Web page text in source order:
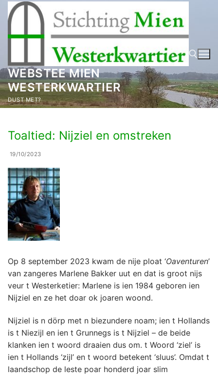
naar
inhoud
WEBSTEE MIEN
WESTERKWARTIER
DUST MET? Zoeken naar:
Toaltied: Nijziel en omstreken
19/10/2023
Op 8 september 2023 kwam de nije ploat ‘Oaventuren’
van zangeres Marlene Bakker uut en dat is groot nijs
veur t Westerketier: Marlene is ien 1984 geboren ien
Nijziel en ze het doar ok joaren woond.
Nijziel is n dörp met n biezundere noam; ien t Hollands
is t Niezijl en ien t Grunnegs is t Nijziel – de beide
klanken ien t woord draaien dus om. t Woord ‘ziel’ is
ien t Hollands ‘zijl’ en t woord betekent ‘sluus’. Omdat t
laandschop de leste poar honderd joar slim